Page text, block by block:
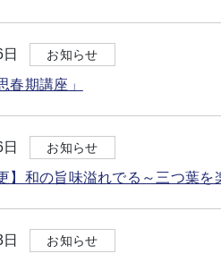
お知らせ
春期講座」
お知らせ
】和の旨味溢れでる～三つ葉
お知らせ